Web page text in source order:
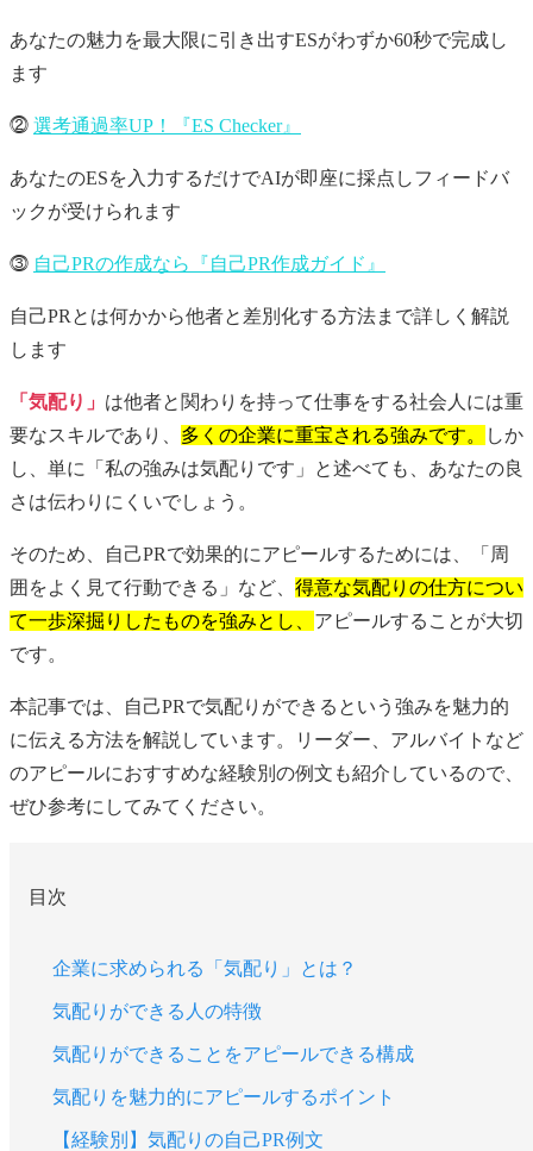
あなたの魅力を最大限に引き出すESがわずか60秒で完成し
ます
⓶ 選考通過率UP！『ES Checker』
あなたのESを入力するだけでAIが即座に採点しフィードバ
ックが受けられます
⓷ 自己PRの作成なら『自己PR作成ガイド』
自己PRとは何かから他者と差別化する方法まで詳しく解説
します
「気配り」 は他者と関わりを持って仕事をする社会人には重
要なスキルであり、 多くの企業に重宝される強みです。
しか
し、単に「私の強みは気配りです」と述べても、あなたの良
さは伝わりにくいでしょう。
そのため、自己PRで効果的にアピールするためには、「周
囲をよく見て行動できる」など、 得意な気配りの仕方につい
て一歩深掘りしたものを強みとし、 アピールすることが大切
です。
本記事では、自己PRで気配りができるという強みを魅力的
に伝える方法を解説しています。リーダー、アルバイトなど
のアピールにおすすめな経験別の例文も紹介しているので、
ぜひ参考にしてみてください。
目次
企業に求められる「気配り」とは？
気配りができる人の特徴
気配りができることをアピールできる構成
気配りを魅力的にアピールするポイント
【経験別】気配りの自己PR例文